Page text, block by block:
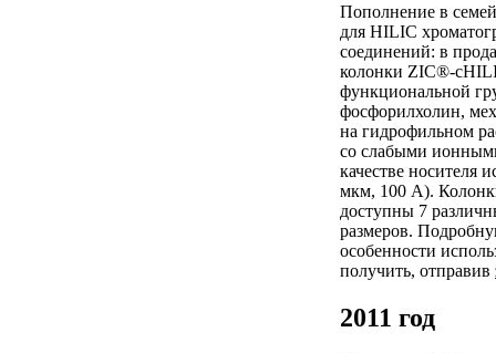
Пополнение в
для HILIC
соединений: в
колонки ZIC®-
функциональной
фосфорилхолин,
на гидрофильном
со слабыми
качестве носителя
мкм, 100 А).
доступны 7
размеров.
особенности
получить, отправив
2011 год